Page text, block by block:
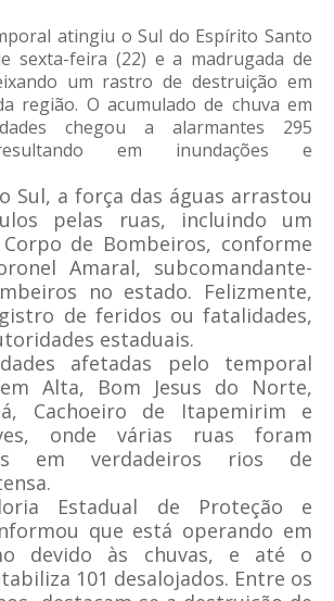
atingiu o Sul do Espírito Santo
sexta-feira (22) e a madrugada de
um rastro de destruição em
região. O acumulado de chuva em
chegou a alarmantes 295
em inundações e
Sul, a força das águas arrastou
pelas ruas, incluindo um
de Bombeiros, conforme
Amaral, subcomandante-
no estado. Felizmente,
de feridos ou fatalidades,
estaduais.
afetadas pelo temporal
Alta, Bom Jesus do Norte,
Cachoeiro de Itapemirim e
onde várias ruas foram
em verdadeiros rios de
Estadual de Proteção e
que está operando em
devido às chuvas, e até o
101 desalojados. Entre os